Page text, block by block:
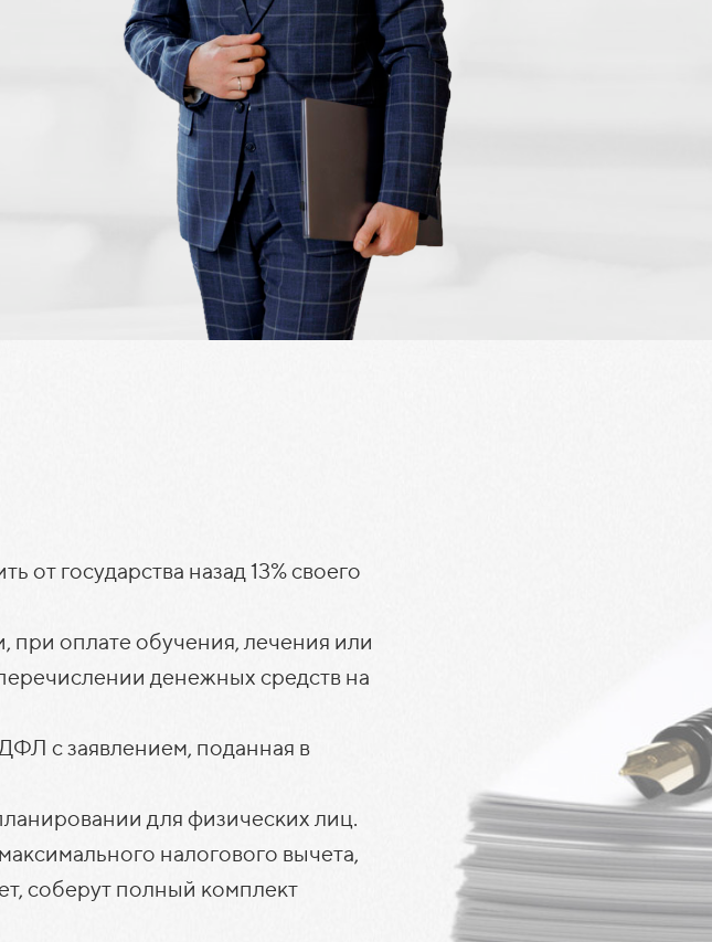
государства назад 13% своего
оплате обучения, лечения или
денежных средств на
с заявлением, поданная в
для физических лиц.
налогового вычета,
соберут полный комплект